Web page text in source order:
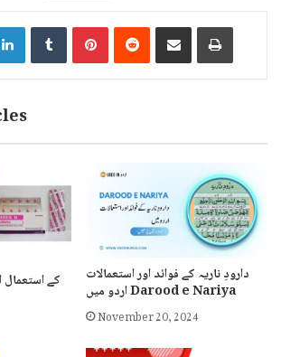
LinkedInTumblrPinterestReddit Share via Email Print
دارودِ ناریہ کے فوائد اور استعمالات
اردو میں Darood e Nariya
November 20, 2024